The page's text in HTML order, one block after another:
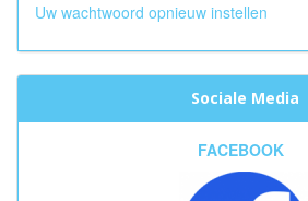
Uw wachtwoord opnieuw instellen
Sociale Media
FACEBOOK